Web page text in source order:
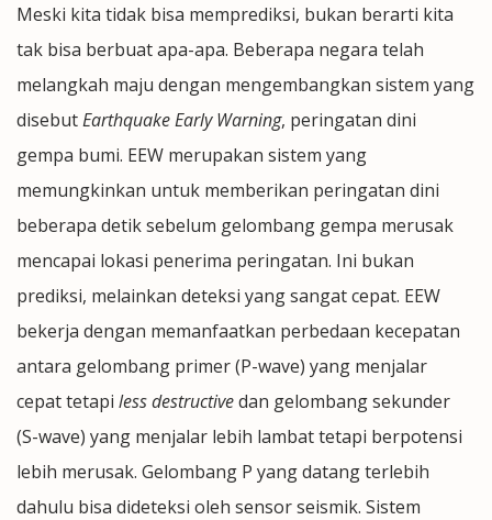
Meski kita tidak bisa memprediksi, bukan berarti kita
tak bisa berbuat apa-apa. Beberapa negara telah
melangkah maju dengan mengembangkan sistem yang
disebutEarthquake Early Warning, peringatan dini
gempa bumi. EEW merupakan sistem yang
memungkinkan untuk memberikan peringatan dini
beberapa detik sebelum gelombang gempa merusak
mencapai lokasi penerima peringatan. Ini bukan
prediksi, melainkan deteksi yang sangat cepat. EEW
bekerja dengan memanfaatkan perbedaan kecepatan
antara gelombang primer (P-wave) yang menjalar
cepat tetapi less destructivedan gelombang sekunder
(S-wave) yang menjalar lebih lambat tetapi berpotensi
lebih merusak. Gelombang P yang datang terlebih
dahulu bisa dideteksi oleh sensor seismik. Sistem